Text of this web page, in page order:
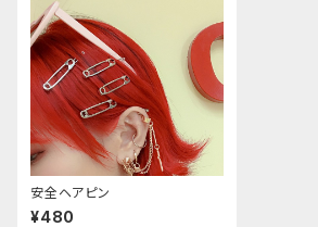
安全ヘアピン
¥480